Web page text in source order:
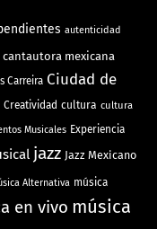
autenticidad
cantautora mexicana
Carreira Ciudad de
Creatividad cultura cultura
Musicales Experiencia
jazz Jazz Mexicano
Alternativa música
en vivo música